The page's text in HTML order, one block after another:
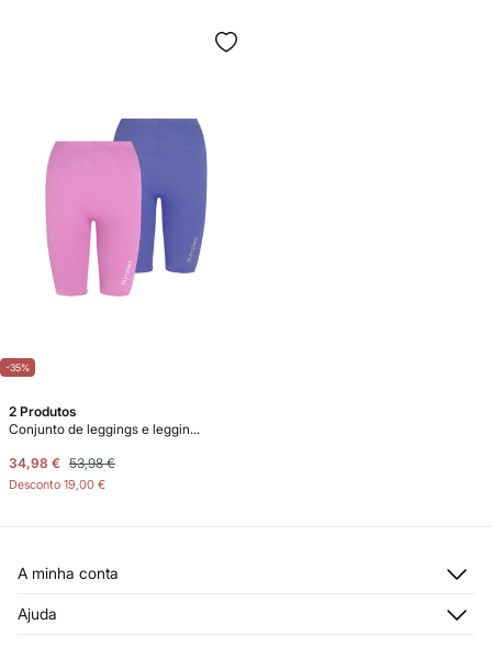
-35%
2 Produtos
Conjunto de leggings e leggings
34,98 € 53,98 €
Desconto 19,00 €
A minha conta
Registar-me
Ajuda